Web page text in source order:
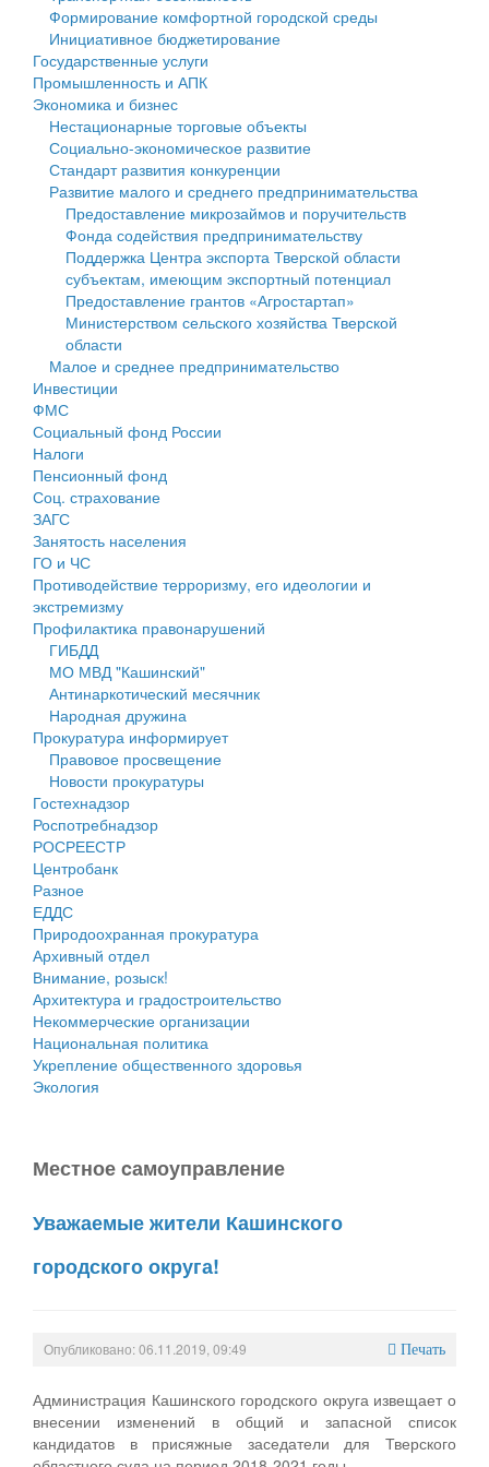
Государственные услуги
Промышленность и АПК
Экономика и бизнес
Символика
Устав
Гостям округа
Туризм
Культура
Образование
Здравоохранение
Социальная защита
Фотоальбом
муниципального округа Тверской области
Администрация Кашинского муниципального округа
Тверской области
Управление сельскими территориями
Открытые данные
Работа с обращениями граждан
Муниципальный контроль
Муниципальные услуги
Проекты административных регламентов
Антимонопольный комплаенс
Противодействие коррупции
Финансовое управление
Бюджет для граждан
Имущество
Выявление правообладателей ранее учтенных
объектов недвижимости
Имущественная поддержка субъектов малого и
среднего предпринимательства
Информационная поддержка субъектов малого и
среднего предпринимательства
Муниципальные программы
Контрольно-счетная палата
Персональные данные
Оценка регулирующего воздействия
Деятельность МУ
Нормативы градостроительного проектирования
Правила землепользования и застройки
Генеральные планы
Проекты планировки территории
Собрание депутатов
Городское поселение
Сельские поселения
Формирование комфортной городской среды
Инициативное бюджетирование
Государственные услуги
Промышленность и АПК
Экономика и бизнес
Нестационарные торговые объекты
Социально-экономическое развитие
Стандарт развития конкуренции
Развитие малого и среднего предпринимательства
Предоставление микрозаймов и поручительств
Фонда содействия предпринимательству
Поддержка Центра экспорта Тверской области
субъектам, имеющим экспортный потенциал
Предоставление грантов «Агростартап»
Министерством сельского хозяйства Тверской
области
Малое и среднее предпринимательство
Инвестиции
ФМС
Социальный фонд России
Налоги
Пенсионный фонд
Соц. страхование
ЗАГС
Занятость населения
ГО и ЧС
Противодействие терроризму, его идеологии и
экстремизму
Профилактика правонарушений
ГИБДД
МО МВД "Кашинский"
Антинаркотический месячник
Народная дружина
Прокуратура информирует
Правовое просвещение
Новости прокуратуры
Гостехнадзор
Роспотребнадзор
РОСРЕЕСТР
Центробанк
Разное
ЕДДС
Природоохранная прокуратура
Архивный отдел
Внимание, розыск!
Архитектура и градостроительство
Некоммерческие организации
Национальная политика
Укрепление общественного здоровья
Экология
Местное cамоуправление
Уважаемые жители Кашинского
городского округа!
Опубликовано: 06.11.2019, 09:49 Печать
Администрация Кашинского городского округа извещает о
внесении изменений в общий и запасной список
кандидатов в присяжные заседатели для Тверского